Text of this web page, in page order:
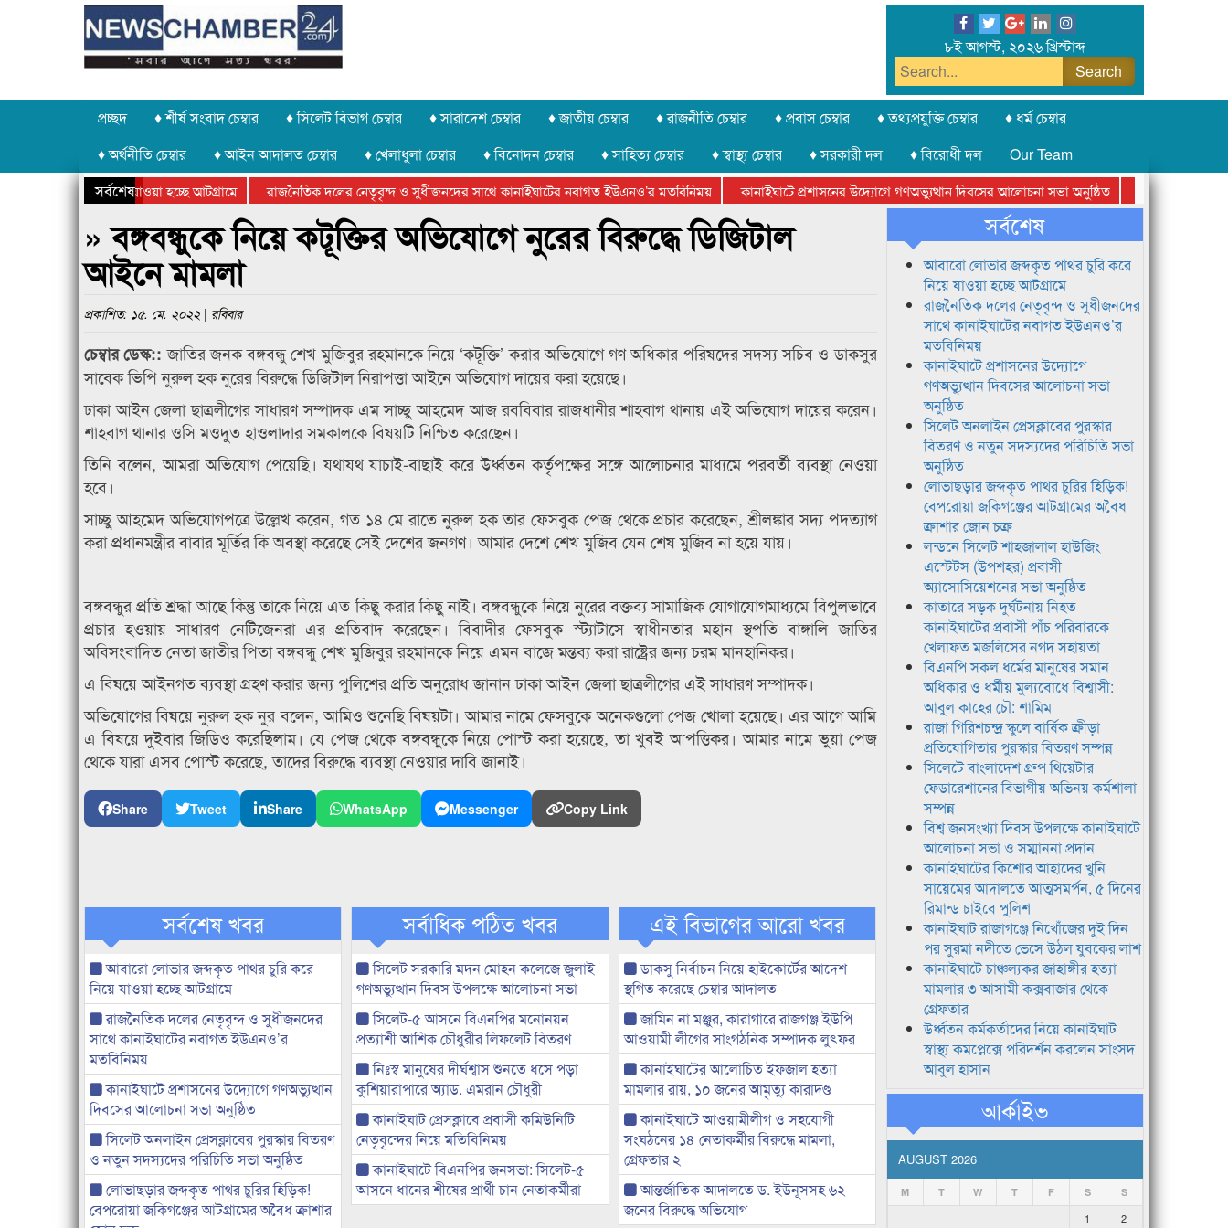
৮ই আগস্ট, ২০২৬ খ্রিস্টাব্দ
প্রচ্ছদ ♦ শীর্ষ সংবাদ চেম্বার ♦ সিলেট বিভাগ চেম্বার ♦ সারাদেশ চেম্বার ♦ জাতীয় চেম্বার ♦ রাজনীতি চেম্বার ♦ প্রবাস চেম্বার ♦ তথ্যপ্রযুক্তি চেম্বার
♦ ধর্ম চেম্বার
♦ অর্থনীতি চেম্বার
♦ আইন আদালত চেম্বার ♦ খেলাধুলা চেম্বার ♦ বিনোদন চেম্বার ♦ সাহিত্য চেম্বার ♦ স্বাস্থ্য চেম্বার ♦ সরকারী দল ♦ বিরোধী দল
Our Team
সর্বশেষ
চুরি করে নিয়ে যাওয়া হচ্ছে আটগ্রামে রাজনৈতিক দলের নেতৃবৃন্দ ও সুধীজনদের সাথে কানাইঘাটের নবাগত ইউএনও’র মতবিনিময় কানাইঘাটে প্রশাসনের উদ্যোগে গণঅভ্যুত্থান দিবসের আলোচনা সভা অনুষ্ঠিত
সিলেট অনলাইন
ক্রীড়া প্রতিযোগিতার পুরস্কার বিতরণ সম্পন্ন
সিলেটে বাংলাদেশ গ্রুপ থিয়েটার ফেডারেশানের বিভাগীয় অভিনয় কর্মশালা সম্পন্ন
» বঙ্গবন্ধুকে নিয়ে কটূক্তির অভিযোগে নুরের বিরুদ্ধে ডিজিটাল
আইনে মামলা
প্রকাশিত: ১৫. মে. ২০২২ | রবিবার
চেম্বার ডেস্ক::জাতির জনক বঙ্গবন্ধু শেখ মুজিবুর রহমানকে নিয়ে ‘কটূক্তি’ করার অভিযোগে গণ অধিকার পরিষদের সদস্য সচিব ও ডাকসুর
সাবেক ভিপি নুরুল হক নুরের বিরুদ্ধে ডিজিটাল নিরাপত্তা আইনে অভিযোগ দায়ের করা হয়েছে।
ঢাকা আইন জেলা ছাত্রলীগের সাধারণ সম্পাদক এম সাচ্ছু আহমেদ আজ রববিবার রাজধানীর শাহবাগ থানায় এই অভিযোগ দায়ের করেন।
শাহবাগ থানার ওসি মওদুত হাওলাদার সমকালকে বিষয়টি নিশ্চিত করেছেন।
তিনি বলেন, আমরা অভিযোগ পেয়েছি। যথাযথ যাচাই-বাছাই করে উর্ধ্বতন কর্তৃপক্ষের সঙ্গে আলোচনার মাধ্যমে পরবর্তী ব্যবস্থা নেওয়া
হবে।
সাচ্ছু আহমেদ অভিযোগপত্রে উল্লেখ করেন, গত ১৪ মে রাতে নুরুল হক তার ফেসবুক পেজ থেকে প্রচার করেছেন, শ্রীলঙ্কার সদ্য পদত্যাগ
করা প্রধানমন্ত্রীর বাবার মূর্তির কি অবস্থা করেছে সেই দেশের জনগণ। আমার দেশে শেখ মুজিব যেন শেষ মুজিব না হয়ে যায়।
বঙ্গবন্ধুর প্রতি শ্রদ্ধা আছে কিন্তু তাকে নিয়ে এত কিছু করার কিছু নাই। বঙ্গবন্ধুকে নিয়ে নুরের বক্তব্য সামাজিক যােগাযােগমাধ্যমে বিপুলভাবে
প্রচার হওয়ায় সাধারণ নেটিজেনরা এর প্রতিবাদ করেছেন। বিবাদীর ফেসবুক স্ট্যাটাসে স্বাধীনতার মহান স্থপতি বাঙ্গালি জাতির
অবিসংবাদিত নেতা জাতীর পিতা বঙ্গবন্ধু শেখ মুজিবুর রহমানকে নিয়ে এমন বাজে মন্তব্য করা রাষ্ট্রের জন্য চরম মানহানিকর।
এ বিষয়ে আইনগত ব্যবস্থা গ্রহণ করার জন্য পুলিশের প্রতি অনুরোধ জানান ঢাকা আইন জেলা ছাত্রলীগের এই সাধারণ সম্পাদক।
অভিযোগের বিষয়ে নুরুল হক নুর বলেন, আমিও শুনেছি বিষয়টা। আমার নামে ফেসবুকে অনেকগুলো পেজ খোলা হয়েছে। এর আগে আমি
এ বিষয়ে দুইবার জিডিও করেছিলাম। যে পেজ থেকে বঙ্গবন্ধুকে নিয়ে পোস্ট করা হয়েছে, তা খুবই আপত্তিকর। আমার নামে ভুয়া পেজ
থেকে যারা এসব পোস্ট করেছে, তাদের বিরুদ্ধে ব্যবস্থা নেওয়ার দাবি জানাই।
Share Tweet Share WhatsApp Messenger Copy Link
সর্বশেষ খবর
আবারো লোভার জব্দকৃত পাথর চুরি করে
নিয়ে যাওয়া হচ্ছে আটগ্রামে
রাজনৈতিক দলের নেতৃবৃন্দ ও সুধীজনদের
সাথে কানাইঘাটের নবাগত ইউএনও’র
মতবিনিময়
কানাইঘাটে প্রশাসনের উদ্যোগে গণঅভ্যুত্থান
দিবসের আলোচনা সভা অনুষ্ঠিত
সিলেট অনলাইন প্রেসক্লাবের পুরস্কার বিতরণ
ও নতুন সদস্যদের পরিচিতি সভা অনুষ্ঠিত
লোভাছড়ার জব্দকৃত পাথর চুরির হিড়িক!
বেপরোয়া জকিগঞ্জের আটগ্রামের অবৈধ ক্রাশার
সর্বাধিক পঠিত খবর
সিলেট সরকারি মদন মোহন কলেজে জুলাই
গণঅভ্যুত্থান দিবস উপলক্ষে আলোচনা সভা
সিলেট-৫ আসনে বিএনপির মনোনয়ন
প্রত্যাশী আশিক চৌধুরীর লিফলেট বিতরণ
নিঃস্ব মানুষের দীর্ঘশ্বাস শুনতে ধসে পড়া
কুশিয়ারাপারে অ্যাড. এমরান চৌধুরী
কানাইঘাট প্রেসক্লাবে প্রবাসী কমিউনিটি
নেতৃবৃন্দের নিয়ে মতিবিনিময়
কানাইঘাটে বিএনপির জনসভা: সিলেট-৫
আসনে ধানের শীষের প্রার্থী চান নেতাকর্মীরা
এই বিভাগের আরো খবর
ডাকসু নির্বাচন নিয়ে হাইকোর্টের আদেশ
স্থগিত করেছে চেম্বার আদালত
জামিন না মঞ্জুর, কারাগারে রাজগঞ্জ ইউপি
আওয়ামী লীগের সাংগঠনিক সম্পাদক লুৎফর
কানাইঘাটের আলোচিত ইফজাল হত্যা
মামলার রায়, ১০ জনের আমৃত্যু কারাদণ্ড
কানাইঘাটে আওয়ামীলীগ ও সহযোগী
সংঘঠনের ১৪ নেতাকর্মীর বিরুদ্ধে মামলা,
গ্রেফতার ২
আন্তর্জাতিক আদালতে ড. ইউনূসসহ ৬২
জনের বিরুদ্ধে অভিযোগ
সর্বশেষ
আবারো লোভার জব্দকৃত পাথর চুরি করে
নিয়ে যাওয়া হচ্ছে আটগ্রামে
রাজনৈতিক দলের নেতৃবৃন্দ ও সুধীজনদের
সাথে কানাইঘাটের নবাগত ইউএনও’র
মতবিনিময়
কানাইঘাটে প্রশাসনের উদ্যোগে
গণঅভ্যুত্থান দিবসের আলোচনা সভা
অনুষ্ঠিত
সিলেট অনলাইন প্রেসক্লাবের পুরস্কার
বিতরণ ও নতুন সদস্যদের পরিচিতি সভা
অনুষ্ঠিত
লোভাছড়ার জব্দকৃত পাথর চুরির হিড়িক!
বেপরোয়া জকিগঞ্জের আটগ্রামের অবৈধ
ক্রাশার জোন চক্র
লন্ডনে সিলেট শাহজালাল হাউজিং
এস্টেটস (উপশহর) প্রবাসী
অ্যাসোসিয়েশনের সভা অনুষ্ঠিত
কাতারে সড়ক দুর্ঘটনায় নিহত
কানাইঘাটের প্রবাসী পাঁচ পরিবারকে
খেলাফত মজলিসের নগদ সহায়তা
বিএনপি সকল ধর্মের মানুষের সমান
অধিকার ও ধর্মীয় মুল্যবোধে বিশ্বাসী:
আবুল কাহের চৌ: শামিম
রাজা গিরিশচন্দ্র স্কুলে বার্ষিক ক্রীড়া
প্রতিযোগিতার পুরস্কার বিতরণ সম্পন্ন
সিলেটে বাংলাদেশ গ্রুপ থিয়েটার
ফেডারেশানের বিভাগীয় অভিনয় কর্মশালা
সম্পন্ন
বিশ্ব জনসংখ্যা দিবস উপলক্ষে কানাইঘাটে
আলোচনা সভা ও সম্মাননা প্রদান
কানাইঘাটের কিশোর আহাদের খুনি
সায়েমের আদালতে আত্মসমর্পন, ৫ দিনের
রিমান্ড চাইবে পুলিশ
কানাইঘাট রাজাগঞ্জে নিখোঁজের দুই দিন
পর সুরমা নদীতে ভেসে উঠল যুবকের লাশ
কানাইঘাটে চাঞ্চল্যকর জাহাঙ্গীর হত্যা
মামলার ৩ আসামী কক্সবাজার থেকে
গ্রেফতার
উর্ধ্বতন কর্মকর্তাদের নিয়ে কানাইঘাট
স্বাস্থ্য কমপ্লেক্সে পরিদর্শন করলেন সাংসদ
আবুল হাসান
আর্কাইভ
AUGUST 2026
M T W T F S S
1
2